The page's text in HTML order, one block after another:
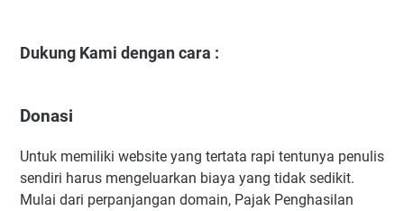
Dukung Kami dengan cara :
Donasi
Untuk memiliki website yang tertata rapi tentunya penulis
sendiri harus mengeluarkan biaya yang tidak sedikit.
Mulai dari perpanjangan domain, Pajak Penghasilan